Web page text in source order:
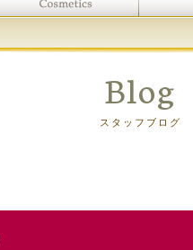
Blog
スタッフブログ